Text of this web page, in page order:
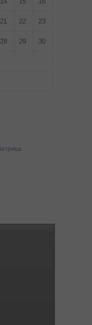
21 22 23
28 29 30